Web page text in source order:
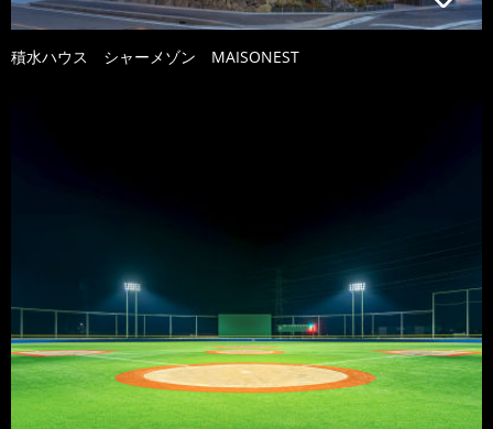
積水ハウス シャーメゾン MAISONEST